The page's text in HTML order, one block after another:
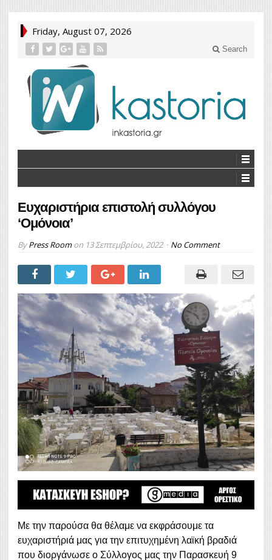
Friday, August 07, 2026
Search
Ευχαριστήρια επιστολή συλλόγου
‘Ομόνοια’
ByPress Roomon 13 Σεπτεμβρίου, 2022 No Comment
Με την παρούσα θα θέλαμε να εκφράσουμε τα
ευχαριστήριά μας για την επιτυχημένη λαϊκή βραδιά
που διοργάνωσε ο Σύλλογος μας την Παρασκευή 9